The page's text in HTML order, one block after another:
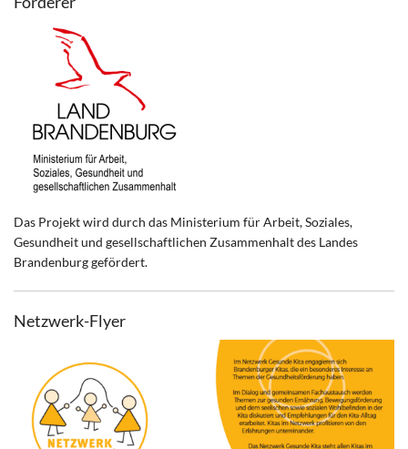
Das Projekt wird durch das Ministerium für Arbeit, Soziales,
Gesundheit und gesellschaftlichen Zusammenhalt des Landes
Brandenburg gefördert.
Netzwerk-Flyer